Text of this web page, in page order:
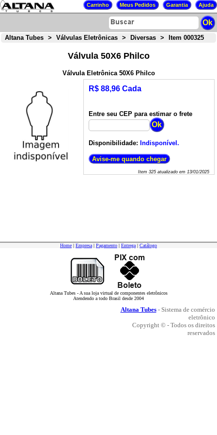
Altana Tubes > Válvulas Eletrônicas > Diversas > Item 000325
Válvula 50X6 Philco
Válvula Eletrônica 50X6 Philco
R$ 88,96 Cada
Entre seu CEP para estimar o frete
Disponibilidade: Indisponível.
Item 325atualizado em 13/01/2025
Home | Empresa | Pagamento | Entrega | Catálogo
Altana Tubes - A sua loja virtual de componentes eletrônicos
Atendendo a todo Brasil desde 2004
Altana Tubes- Sistema de comércio
eletrônico
Copyright © - Todos os direitos
reservados